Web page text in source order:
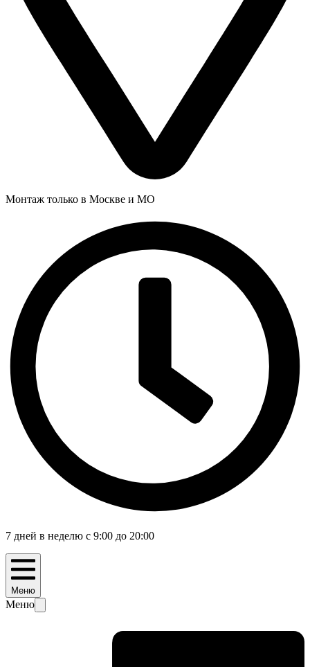
Монтаж только в Москве и МО
7 дней в неделю с 9:00 до 20:00
Меню
Меню